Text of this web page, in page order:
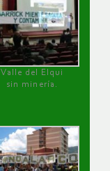
Valle del Elqui
sin minería.